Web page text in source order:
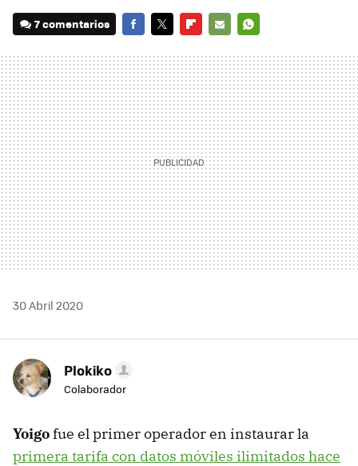
7 comentarios
MAIL
30 Abril 2020
Plokiko
Colaborador
Yoigofue el primer operador en instaurar la
primera tarifa con datos móviles ilimitados hace